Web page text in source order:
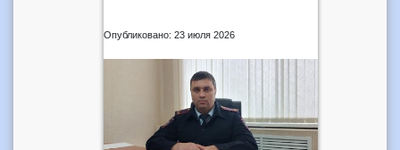
Опубликовано: 23 июля 2026